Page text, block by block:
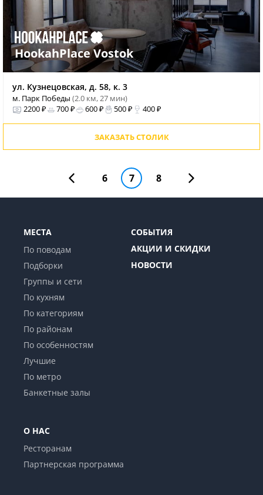
HookahPlace Vostok
ул. Кузнецовская, д. 58, к. 3
м. Парк Победы (2.0 км, 27 мин)
2200 ₽
700 ₽ 600 ₽ 500 ₽ 400 ₽
ЗАКАЗАТЬ СТОЛИК
6 7 8
МЕСТА
По поводам
Подборки
Группы и сети
По кухням
По категориям
По районам
По особенностям
Лучшие
По метро
Банкетные залы
СОБЫТИЯ
АКЦИИ И СКИДКИ
НОВОСТИ
О НАС
Ресторанам
Партнерская программа